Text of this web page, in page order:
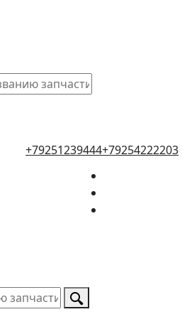
+79251239444+79254222203